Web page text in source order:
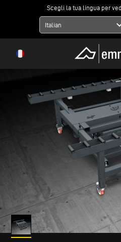
Scegli la tua lingua per
Italian